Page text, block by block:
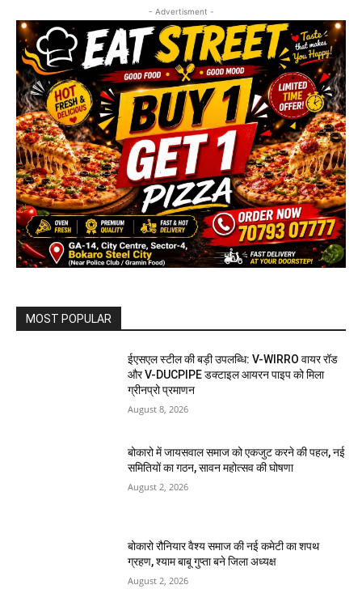
- Advertisment -
MOST POPULAR
ईएसएल स्टील की बड़ी उपलब्धि: V-WIRRO वायर रॉड
और V-DUCPIPE डक्टाइल आयरन पाइप को मिला
ग्रीनप्रो प्रमाणन
August 8, 2026
बोकारो में जायसवाल समाज को एकजुट करने की पहल, नई
समितियों का गठन, सावन महोत्सव की घोषणा
August 2, 2026
बोकारो रौनियार वैश्य समाज की नई कमेटी का शपथ
ग्रहण, श्याम बाबू गुप्ता बने जिला अध्यक्ष
August 2, 2026